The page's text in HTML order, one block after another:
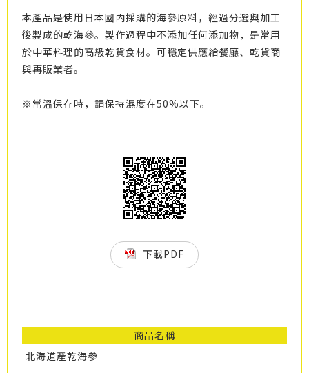
本產品是使用日本國內採購的海參原料，經過分選與加工
後製成的乾海參。製作過程中不添加任何添加物，是常用
於中華料理的高級乾貨食材。可穩定供應給餐廳、乾貨商
與再販業者。
※常溫保存時，請保持濕度在50%以下。
下載PDF
商品名稱
北海道產乾海參